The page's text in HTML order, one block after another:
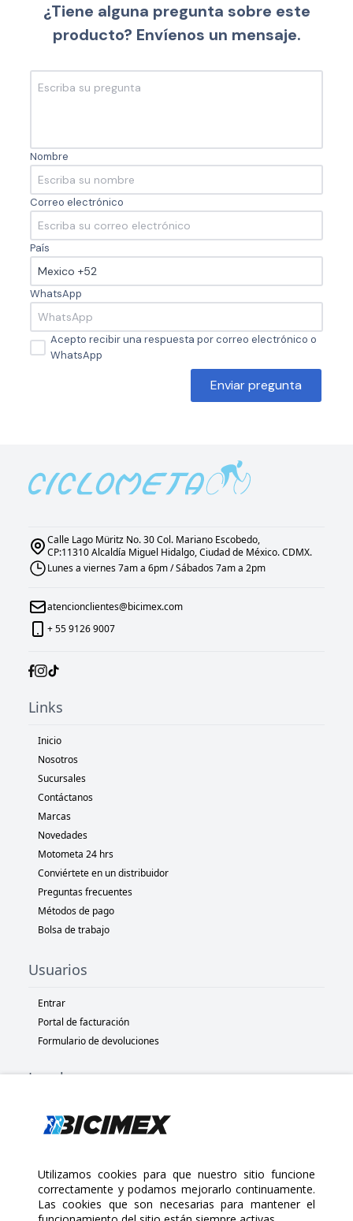
¿Tiene alguna pregunta sobre este
producto? Envíenos un mensaje.
Nombre
Correo electrónico
País
WhatsApp
Acepto recibir una respuesta por correo electrónico o
WhatsApp
Enviar pregunta
Calle Lago Müritz No. 30 Col. Mariano Escobedo,
CP:11310 Alcaldía Miguel Hidalgo, Ciudad de México. CDMX.
Lunes a viernes 7am a 6pm / Sábados 7am a 2pm
atencionclientes@bicimex.com
+ 55 9126 9007
Links
Inicio
Nosotros
Sucursales
Contáctanos
Marcas
Novedades
Motometa 24 hrs
Conviértete en un distribuidor
Preguntas frecuentes
Métodos de pago
Bolsa de trabajo
Usuarios
Entrar
Portal de facturación
Formulario de devoluciones
Legal
Políticas de privacidad
Políticas de devolución
Copyright 2025 Bicimex®. All rights reserved. Today is Sábado,
Utilizamos cookies para que nuestro sitio funcione
correctamente y podamos mejorarlo continuamente.
Las cookies que son necesarias para mantener el